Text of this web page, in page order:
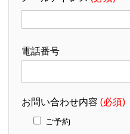
電話番号
お問い合わせ内容 (必須)
ご予約